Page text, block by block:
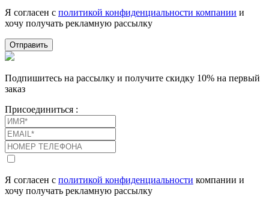
Я согласен с политикой конфиденциальности компании и
хочу получать рекламную рассылку
Отправить
Подпишитесь на рассылку и получите скидку 10% на первый
заказ
Присоединиться :
Я согласен с политикой конфиденциальности компании и
хочу получать рекламную рассылку